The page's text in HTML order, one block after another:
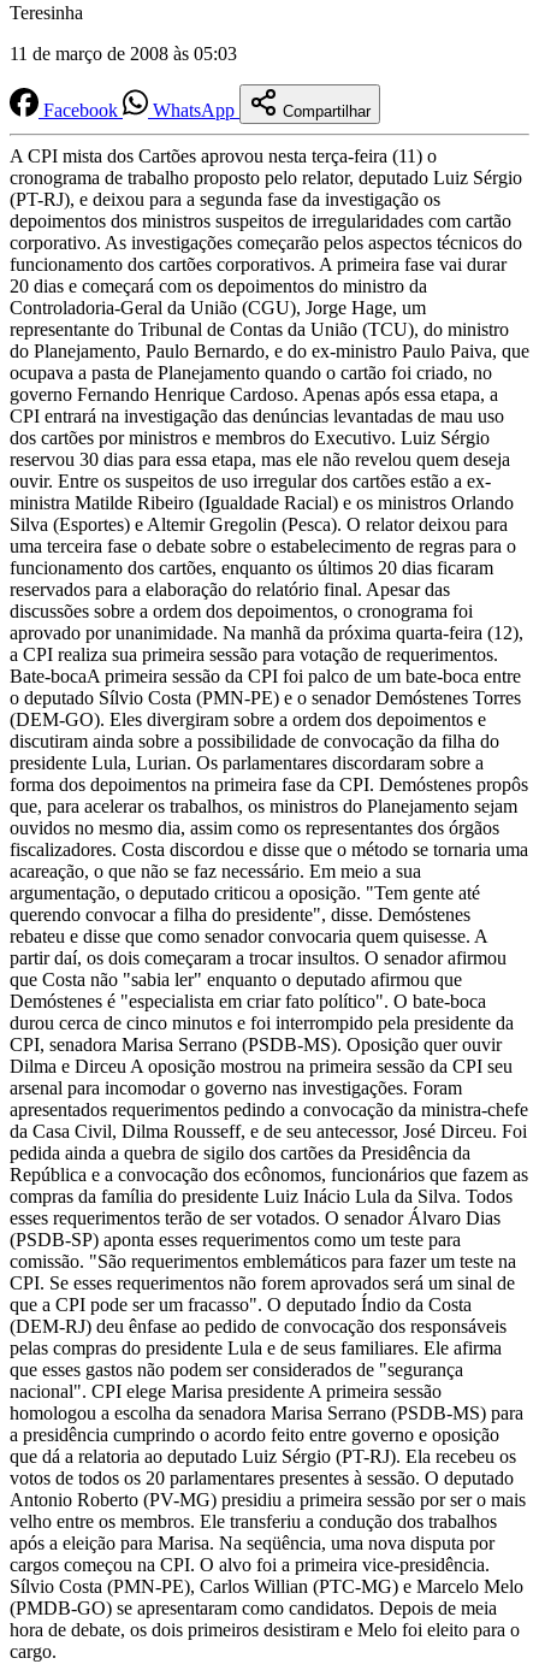
Teresinha
11 de março de 2008 às 05:03
Facebook WhatsApp Compartilhar
A CPI mista dos Cartões aprovou nesta terça-feira (11) o
cronograma de trabalho proposto pelo relator, deputado Luiz Sérgio
(PT-RJ), e deixou para a segunda fase da investigação os
depoimentos dos ministros suspeitos de irregularidades com cartão
corporativo. As investigações começarão pelos aspectos técnicos do
funcionamento dos cartões corporativos. A primeira fase vai durar
20 dias e começará com os depoimentos do ministro da
Controladoria-Geral da União (CGU), Jorge Hage, um
representante do Tribunal de Contas da União (TCU), do ministro
do Planejamento, Paulo Bernardo, e do ex-ministro Paulo Paiva, que
ocupava a pasta de Planejamento quando o cartão foi criado, no
governo Fernando Henrique Cardoso. Apenas após essa etapa, a
CPI entrará na investigação das denúncias levantadas de mau uso
dos cartões por ministros e membros do Executivo. Luiz Sérgio
reservou 30 dias para essa etapa, mas ele não revelou quem deseja
ouvir. Entre os suspeitos de uso irregular dos cartões estão a ex-
ministra Matilde Ribeiro (Igualdade Racial) e os ministros Orlando
Silva (Esportes) e Altemir Gregolin (Pesca). O relator deixou para
uma terceira fase o debate sobre o estabelecimento de regras para o
funcionamento dos cartões, enquanto os últimos 20 dias ficaram
reservados para a elaboração do relatório final. Apesar das
discussões sobre a ordem dos depoimentos, o cronograma foi
aprovado por unanimidade. Na manhã da próxima quarta-feira (12),
a CPI realiza sua primeira sessão para votação de requerimentos.
Bate-bocaA primeira sessão da CPI foi palco de um bate-boca entre
o deputado Sílvio Costa (PMN-PE) e o senador Demóstenes Torres
(DEM-GO). Eles divergiram sobre a ordem dos depoimentos e
discutiram ainda sobre a possibilidade de convocação da filha do
presidente Lula, Lurian. Os parlamentares discordaram sobre a
forma dos depoimentos na primeira fase da CPI. Demóstenes propôs
que, para acelerar os trabalhos, os ministros do Planejamento sejam
ouvidos no mesmo dia, assim como os representantes dos órgãos
fiscalizadores. Costa discordou e disse que o método se tornaria uma
acareação, o que não se faz necessário. Em meio a sua
argumentação, o deputado criticou a oposição. "Tem gente até
querendo convocar a filha do presidente", disse. Demóstenes
rebateu e disse que como senador convocaria quem quisesse. A
partir daí, os dois começaram a trocar insultos. O senador afirmou
que Costa não "sabia ler" enquanto o deputado afirmou que
Demóstenes é "especialista em criar fato político". O bate-boca
durou cerca de cinco minutos e foi interrompido pela presidente da
CPI, senadora Marisa Serrano (PSDB-MS). Oposição quer ouvir
Dilma e Dirceu A oposição mostrou na primeira sessão da CPI seu
arsenal para incomodar o governo nas investigações. Foram
apresentados requerimentos pedindo a convocação da ministra-chefe
da Casa Civil, Dilma Rousseff, e de seu antecessor, José Dirceu. Foi
pedida ainda a quebra de sigilo dos cartões da Presidência da
República e a convocação dos ecônomos, funcionários que fazem as
compras da família do presidente Luiz Inácio Lula da Silva. Todos
esses requerimentos terão de ser votados. O senador Álvaro Dias
(PSDB-SP) aponta esses requerimentos como um teste para
comissão. "São requerimentos emblemáticos para fazer um teste na
CPI. Se esses requerimentos não forem aprovados será um sinal de
que a CPI pode ser um fracasso". O deputado Índio da Costa
(DEM-RJ) deu ênfase ao pedido de convocação dos responsáveis
pelas compras do presidente Lula e de seus familiares. Ele afirma
que esses gastos não podem ser considerados de "segurança
nacional". CPI elege Marisa presidente A primeira sessão
homologou a escolha da senadora Marisa Serrano (PSDB-MS) para
a presidência cumprindo o acordo feito entre governo e oposição
que dá a relatoria ao deputado Luiz Sérgio (PT-RJ). Ela recebeu os
votos de todos os 20 parlamentares presentes à sessão. O deputado
Antonio Roberto (PV-MG) presidiu a primeira sessão por ser o mais
velho entre os membros. Ele transferiu a condução dos trabalhos
após a eleição para Marisa. Na seqüência, uma nova disputa por
cargos começou na CPI. O alvo foi a primeira vice-presidência.
Sílvio Costa (PMN-PE), Carlos Willian (PTC-MG) e Marcelo Melo
(PMDB-GO) se apresentaram como candidatos. Depois de meia
hora de debate, os dois primeiros desistiram e Melo foi eleito para o
cargo.